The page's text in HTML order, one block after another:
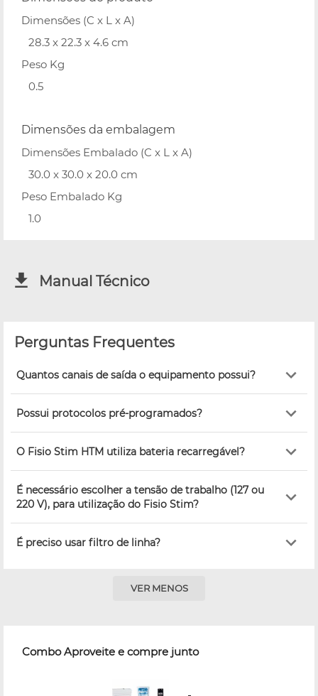
Dimensões (C x L x A)
28.3 x 22.3 x 4.6 cm
Peso Kg
0.5
Dimensões da embalagem
Dimensões Embalado (C x L x A)
30.0 x 30.0 x 20.0 cm
Peso Embalado Kg
1.0
Manual Técnico
Perguntas Frequentes
Quantos canais de saída o equipamento possui?
Possui protocolos pré-programados?
O Fisio Stim HTM utiliza bateria recarregável?
É necessário escolher a tensão de trabalho (127 ou
220 V), para utilização do Fisio Stim?
É preciso usar filtro de linha?
VER MENOS
Combo Aproveite e compre junto